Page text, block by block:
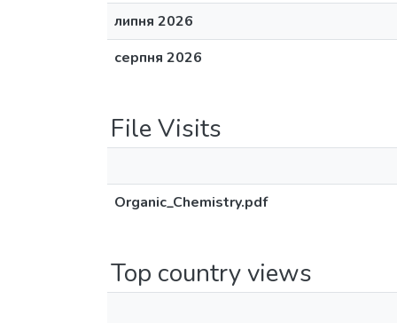
липня 2026
серпня 2026
File Visits
Organic_Chemistry.pdf
Top country views